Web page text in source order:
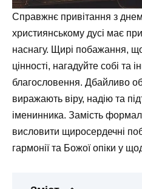
Справжнє привітання з
християнському дусі має
наснагу. Щирі побажання,
цінності, нагадуйте собі
благословення. Дбайливо
виражають віру, надію та
іменинника. Замість
висловити щиросердечні
гармонії та Божої опіки у